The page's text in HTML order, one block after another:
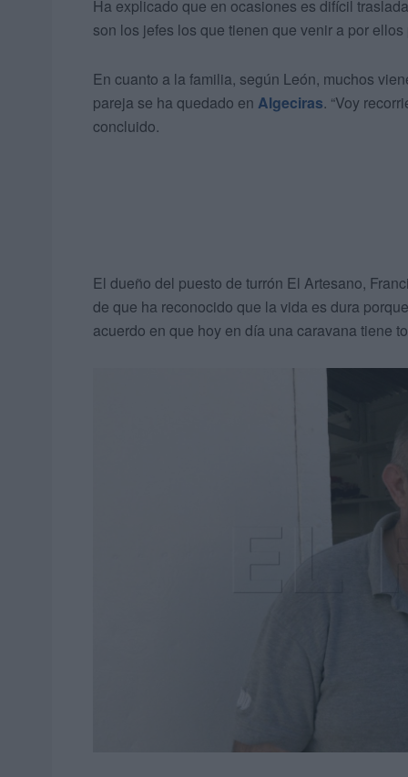
Ha explicado que en ocasiones es difícil
son los jefes los que tienen que venir a por
En cuanto a la familia, según León, muchos
pareja se ha quedado en Algeciras. “Voy
concluido.
El dueño del puesto de turrón El Artesano,
de que ha reconocido que la vida es dura
acuerdo en que hoy en día una caravana tiene